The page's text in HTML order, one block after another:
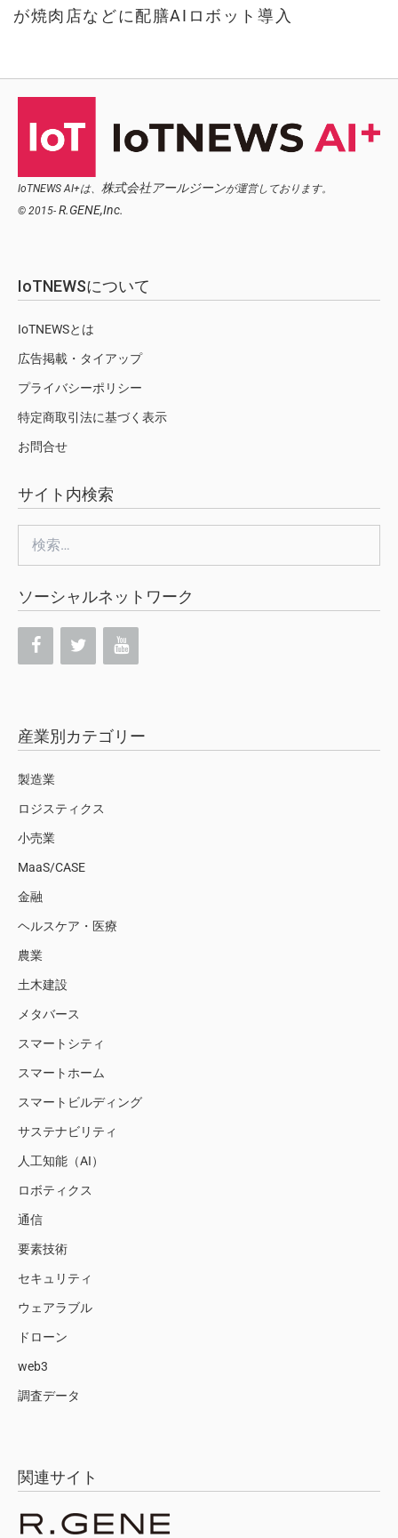
が焼肉店などに配膳AIロボット導入
IoTNEWS AI+は、 株式会社アールジーンが運営しております。
© 2015- R.GENE,Inc.
IoTNEWSについて
IoTNEWSとは
広告掲載・タイアップ
プライバシーポリシー
特定商取引法に基づく表示
お問合せ
サイト内検索
索:
ソーシャルネットワーク
産業別カテゴリー
製造業
ロジスティクス
小売業
MaaS/CASE
金融
ヘルスケア・医療
農業
土木建設
メタバース
スマートシティ
スマートホーム
スマートビルディング
サステナビリティ
人工知能（AI）
ロボティクス
通信
要素技術
セキュリティ
ウェアラブル
ドローン
web3
調査データ
関連サイト